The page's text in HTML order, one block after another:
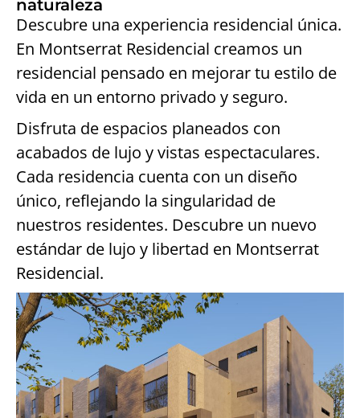
naturaleza
Descubre una experiencia residencial única.
En Montserrat Residencial creamos un
residencial pensado en mejorar tu estilo de
vida en un entorno privado y seguro.
Disfruta de espacios planeados con
acabados de lujo y vistas espectaculares.
Cada residencia cuenta con un diseño
único, reflejando la singularidad de
nuestros residentes. Descubre un nuevo
estándar de lujo y libertad en Montserrat
Residencial.